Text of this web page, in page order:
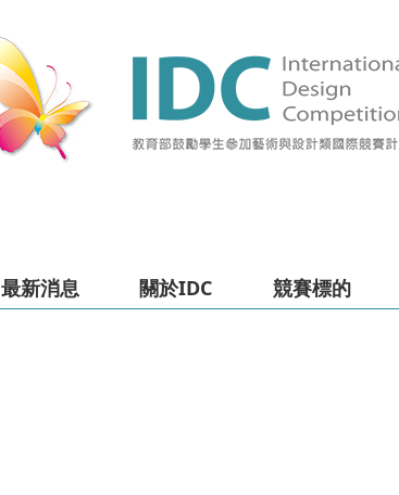
最新消息 關於IDC 競賽標的